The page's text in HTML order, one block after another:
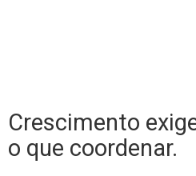
Crescimento
o que coordenar.